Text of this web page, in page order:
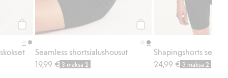
Seamless shortsialushousut
19,99 € 3 maksa 2 24,99 € 3 maksa 2